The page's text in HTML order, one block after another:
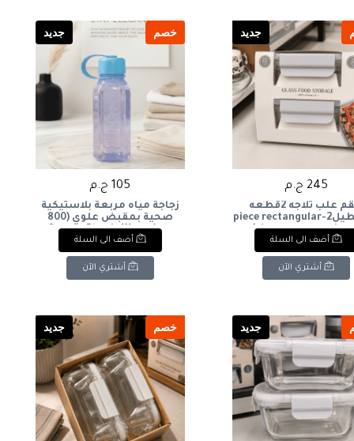
جديد
245 ج.م
طقم علب ثلاجه 2قطعه
مستطيل2-piece rectangular
refrigerator container
أضف الى السلة
أشتري الآن
خصم جديد
105 ج.م
زجاجة مياه مربعة بلاستيكية
صحية بمقبض علوي (800
مل)Square Plastic Water
Bottle with Top Handle (800
ml)
أضف الى السلة
أشتري الآن
جديد خصم جديد